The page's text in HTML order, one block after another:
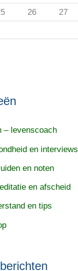
26 27
– levenscoach
en interviews
en noten
en afscheid
en tips